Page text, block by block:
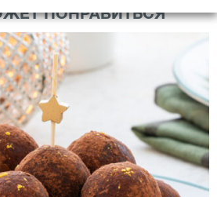
ПОНРАВИТЬСЯ